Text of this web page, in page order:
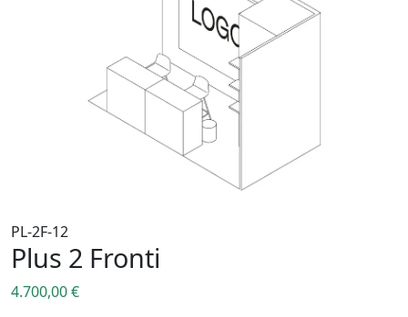
PL-2F-12
Plus 2 Fronti
4.700,00€